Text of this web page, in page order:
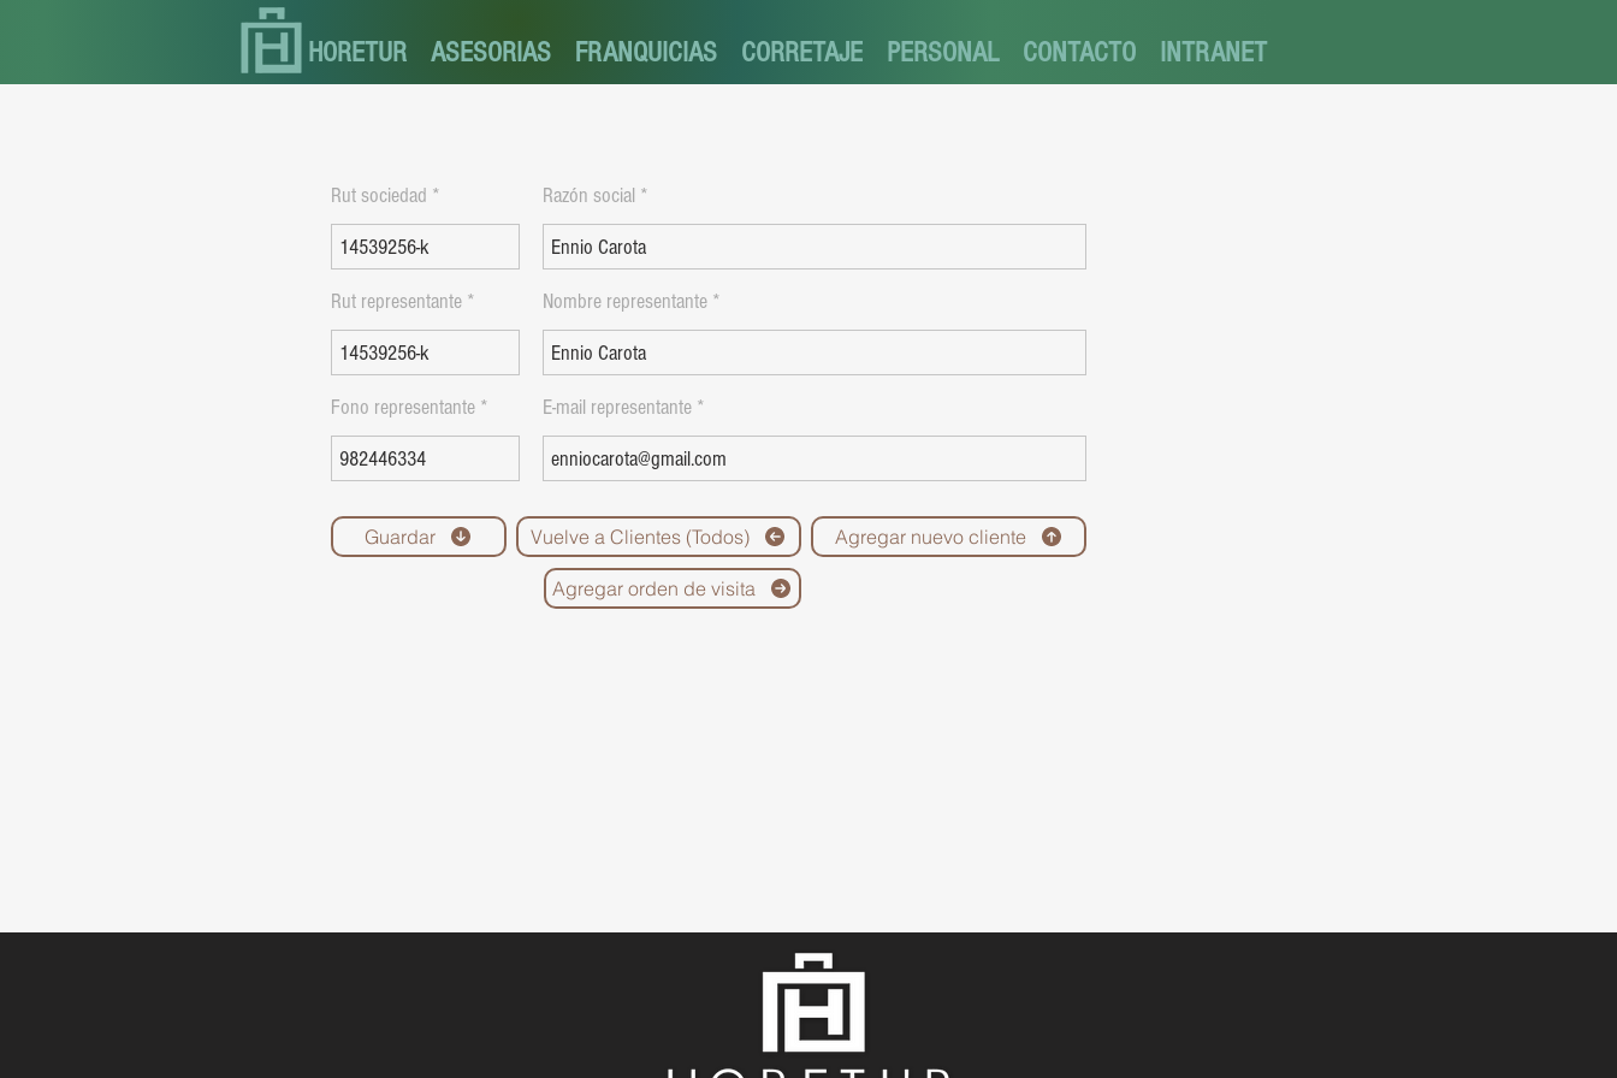
HORETUR ASESORIAS FRANQUICIAS CORRETAJE PERSONAL CONTACTO INTRANET
Rut sociedad Razón social
Rut representante Nombre representante
Fono representante E-mail representante
Guardar Vuelve a Clientes (Todos) Agregar nuevo cliente
Agregar orden de visita